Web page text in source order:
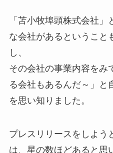
「苫小牧埠頭株式会社
な会社があるということ
し、
その会社の事業内容をみ
る会社もあるんだ～」と
を思い知りました。
プレスリリースをしよう
は、星の数ほどあると思